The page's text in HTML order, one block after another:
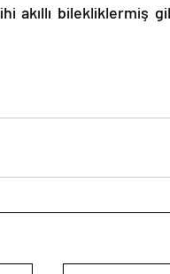
akıllı bilekliklermiş